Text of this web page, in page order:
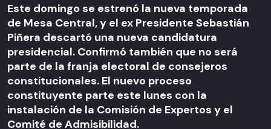
Este domingo se estrenó la nueva temporada
de Mesa Central, y el ex Presidente Sebastián
Piñera descartó una nueva candidatura
presidencial. Confirmó también que no será
parte de la franja electoral de consejeros
constitucionales. El nuevo proceso
constituyente parte este lunes con la
instalación de la Comisión de Expertos y el
Comité de Admisibilidad.